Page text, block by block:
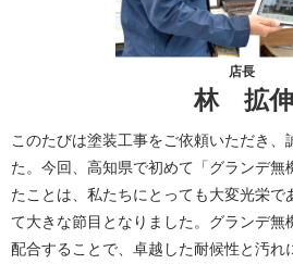
店長
林 拡伸
このたびは塗装工事をご依頼いただき、
た。今回、高知県で初めて「グランデ無
たことは、私たちにとっても大変光栄で
て大きな節目となりました。グランデ無
配合することで、卓越した耐候性と汚れ